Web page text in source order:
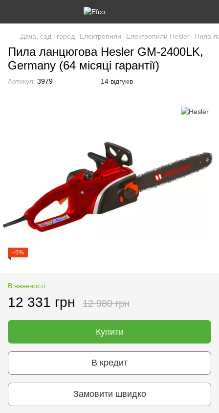
Дача, сад і город Електропили Електропили Hesler Пила
Пила ланцюгова Hesler GM-2400LK,
Germany (64 місяці гарантії)
Артикул: 3979 14 відгуків
−5%
В наявності
12 331 грн 12 980 грн
Купити
В кредит
Замовити швидко